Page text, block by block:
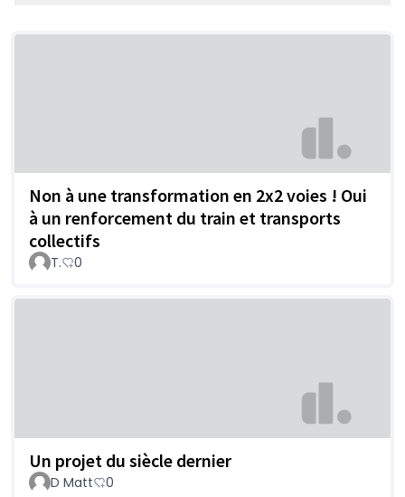
Non à une transformation en 2x2 voies ! Oui
à un renforcement du train et transports
collectifs
T. 0
Un projet du siècle dernier
D Matt 0